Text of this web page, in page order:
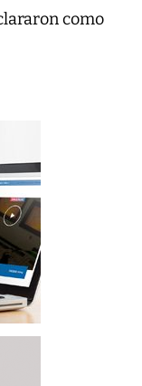
como